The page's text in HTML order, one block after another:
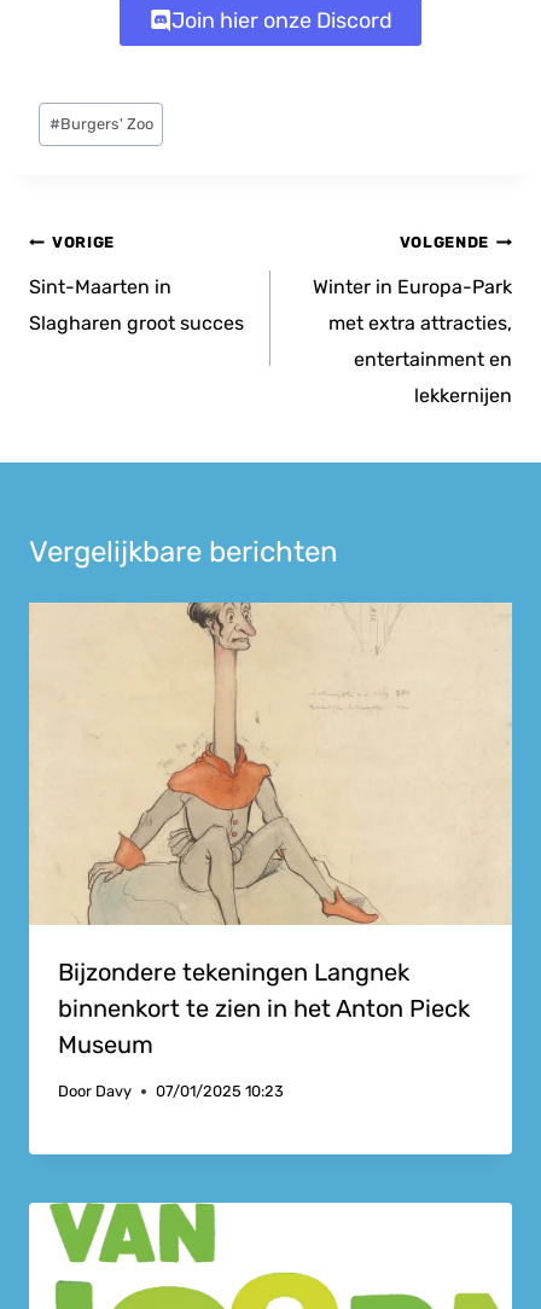
Join hier onze Discord
Bericht
tags:
#Burgers' Zoo
Bericht
navigatie
VORIGE
Sint-Maarten in
Slagharen groot succes
VOLGENDE
Winter in Europa-Park
met extra attracties,
entertainment en
lekkernijen
Vergelijkbare berichten
Bijzondere tekeningen Langnek
binnenkort te zien in het Anton Pieck
Museum
Door Davy 07/01/2025 10:23